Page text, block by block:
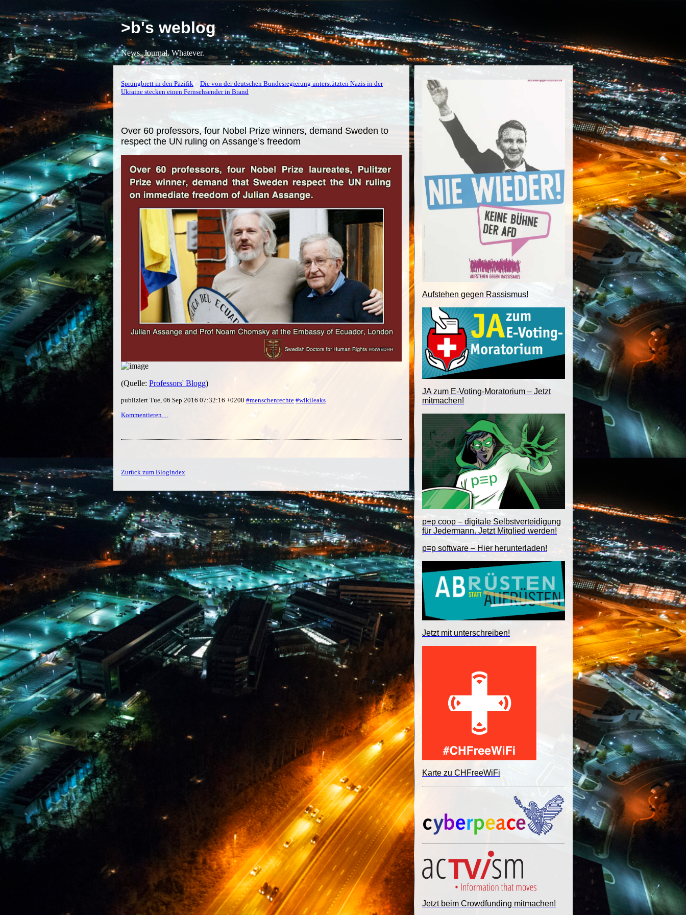
>b's weblog
News. Journal. Whatever.
Aufstehen gegen Rassismus!
JA zum E-Voting-Moratorium – Jetzt
mitmachen!
p≡p coop – digitale Selbstverteidigung
für Jedermann. Jetzt Mitglied werden!
p≡p software – Hier herunterladen!
Jetzt mit unterschreiben!
Karte zu CHFreeWiFi
Jetzt beim Crowdfunding mitmachen!
Sprungbrett in den Pazifik – Die von der deutschen Bundesregierung unterstützten Nazis in der
Ukraine stecken einen Fernsehsender in Brand
Over 60 professors, four Nobel Prize winners, demand Sweden to
respect the UN ruling on Assange’s freedom
(Quelle: Professors' Blogg)
publiziert Tue, 06 Sep 2016 07:32:16 +0200 #menschenrechte #wikileaks
Kommentieren…
Zurück zum Blogindex